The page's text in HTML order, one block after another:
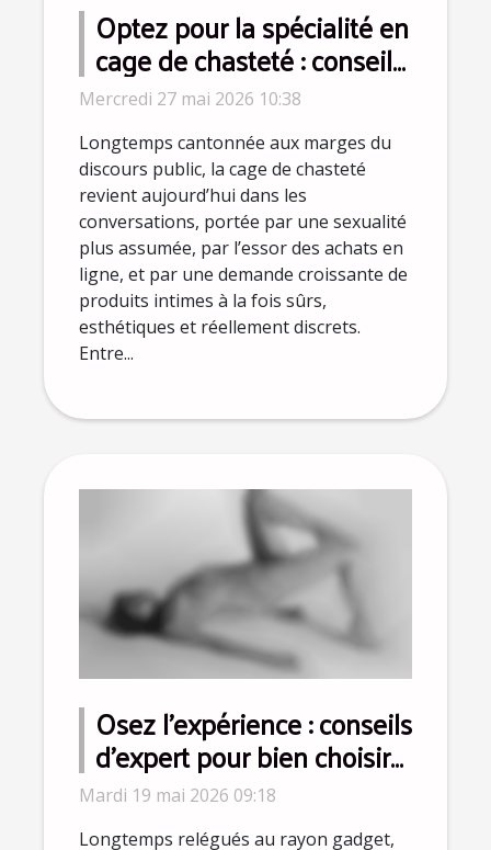
Optez pour la spécialité en
cage de chasteté : conseils
d’experts pour dépasser
les idées reçues
Mercredi 27 mai 2026 10:38
Longtemps cantonnée aux marges du
discours public, la cage de chasteté
revient aujourd’hui dans les
conversations, portée par une sexualité
plus assumée, par l’essor des achats en
ligne, et par une demande croissante de
produits intimes à la fois sûrs,
esthétiques et réellement discrets.
Entre...
Osez l’expérience : conseils
d’expert pour bien choisir
le meilleur sex-toy pour
homme
Mardi 19 mai 2026 09:18
Longtemps relégués au rayon gadget,